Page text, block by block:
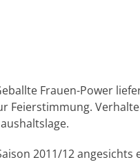
Frauen-Power
Feierstimmung.
2011/12 angesichts